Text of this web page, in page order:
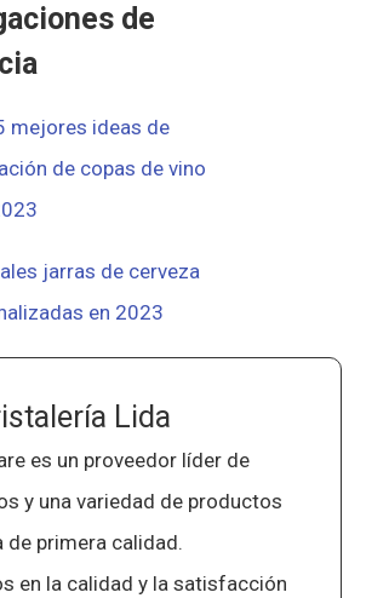
de
mejores ideas de
de copas de vino
jarras de cerveza
en 2023
Lida
es un proveedor líder de
y una variedad de productos
de primera calidad.
en la calidad y la satisfacción